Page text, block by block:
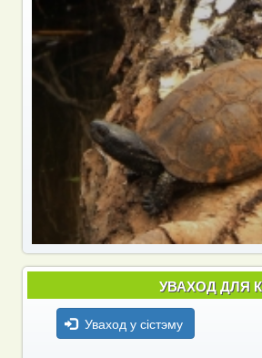
УВАХОД ДЛЯ
Уваход у сістэму